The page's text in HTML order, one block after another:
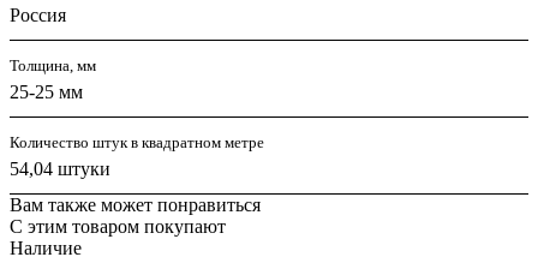
Россия
Толщина, мм
25-25 мм
Количество штук в квадратном метре
54,04 штуки
Вам также может понравиться
С этим товаром покупают
Наличие